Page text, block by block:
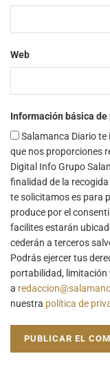
Web
Información básica de
Salamanca Diario
que nos proporciones
Digital Info Grupo
finalidad de la
te solicitamos es para
produce por el
facilites estarán
cederán a terceros
Podrás ejercer tus
portabilidad,
a
nuestra política de